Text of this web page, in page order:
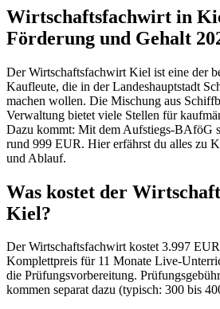
Wirtschaftsfachwirt in
Förderung und Gehalt
Der Wirtschaftsfachwirt Kiel ist eine der
Kaufleute, die in der Landeshauptstadt
machen wollen. Die Mischung aus
Verwaltung bietet viele Stellen für
Dazu kommt: Mit dem Aufstiegs-BAföG
rund 999 EUR. Hier erfährst du alles zu
und Ablauf.
Was kostet der
Kiel?
Der Wirtschaftsfachwirt kostet 3.997
Komplettpreis für 11 Monate Live-
die Prüfungsvorbereitung.
kommen separat dazu (typisch: 300 bis